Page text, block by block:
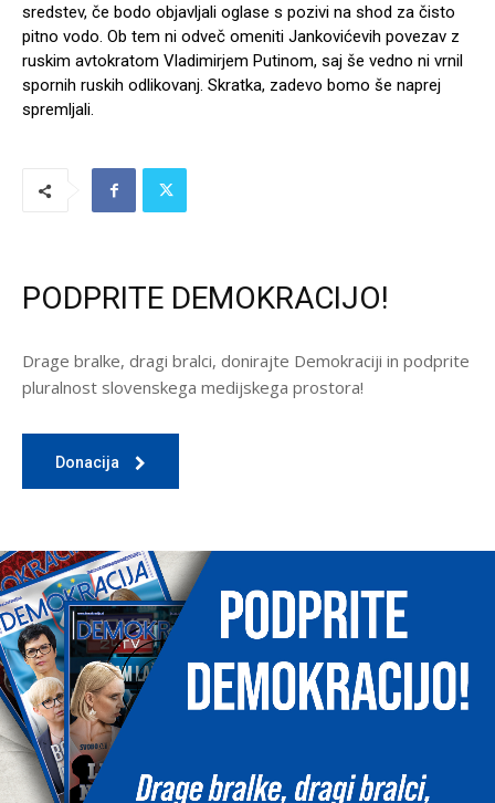
sredstev, če bodo objavljali oglase s pozivi na shod za čisto
pitno vodo. Ob tem ni odveč omeniti Jankovićevih povezav z
ruskim avtokratom Vladimirjem Putinom, saj še vedno ni vrnil
spornih ruskih odlikovanj. Skratka, zadevo bomo še naprej
spremljali.
PODPRITE DEMOKRACIJO!
Drage bralke, dragi bralci, donirajte Demokraciji in podprite
pluralnost slovenskega medijskega prostora!
Donacija